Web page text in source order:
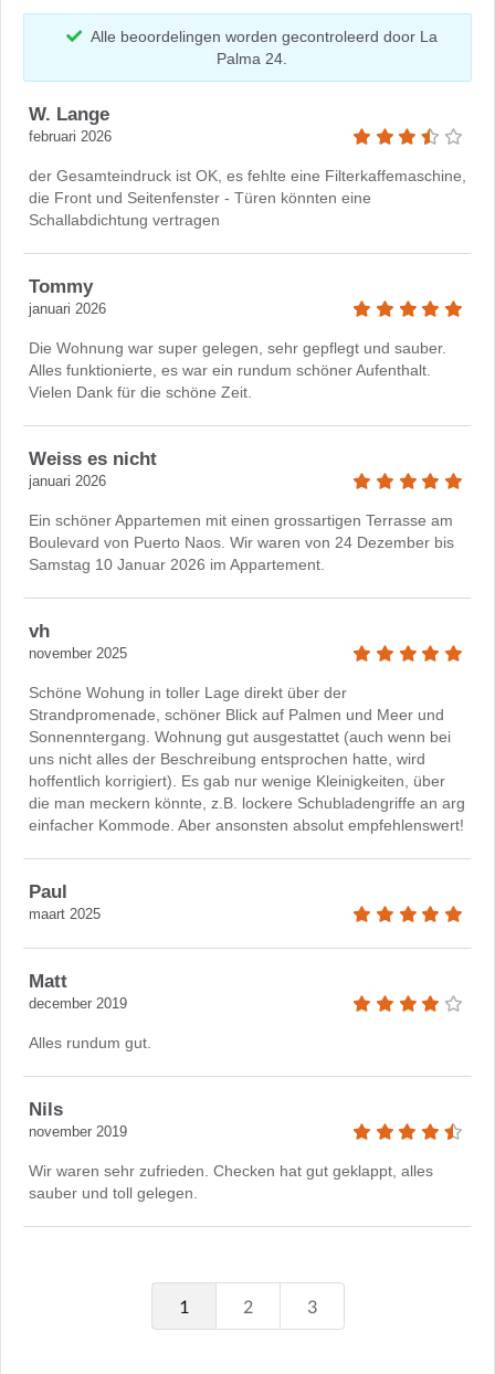
Alle beoordelingen worden gecontroleerd door La
Palma 24.
W. Lange
februari 2026
der Gesamteindruck ist OK, es fehlte eine Filterkaffemaschine,
die Front und Seitenfenster - Türen könnten eine
Schallabdichtung vertragen
Tommy
januari 2026
Die Wohnung war super gelegen, sehr gepflegt und sauber.
Alles funktionierte, es war ein rundum schöner Aufenthalt.
Vielen Dank für die schöne Zeit.
Weiss es nicht
januari 2026
Ein schöner Appartemen mit einen grossartigen Terrasse am
Boulevard von Puerto Naos. Wir waren von 24 Dezember bis
Samstag 10 Januar 2026 im Appartement.
vh
november 2025
Schöne Wohung in toller Lage direkt über der
Strandpromenade, schöner Blick auf Palmen und Meer und
Sonnenntergang. Wohnung gut ausgestattet (auch wenn bei
uns nicht alles der Beschreibung entsprochen hatte, wird
hoffentlich korrigiert). Es gab nur wenige Kleinigkeiten, über
die man meckern könnte, z.B. lockere Schubladengriffe an arg
einfacher Kommode. Aber ansonsten absolut empfehlenswert!
Paul
maart 2025
Matt
december 2019
Alles rundum gut.
Nils
november 2019
Wir waren sehr zufrieden. Checken hat gut geklappt, alles
sauber und toll gelegen.
1 2 3